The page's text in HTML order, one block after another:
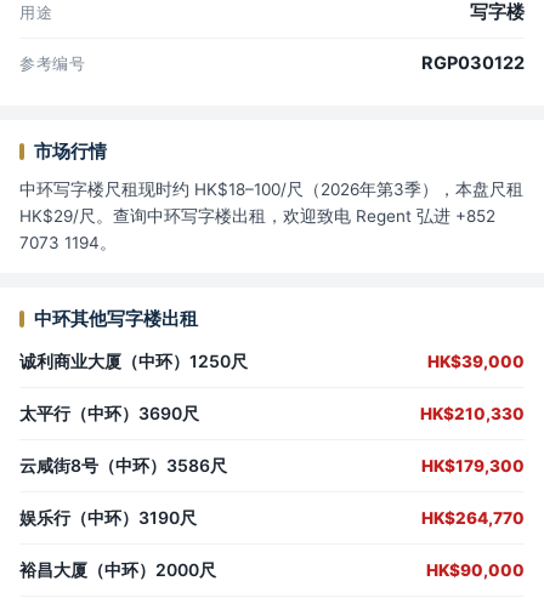
用途 写字楼
参考编号 RGP030122
市场行情
中环写字楼尺租现时约 HK$18–100/尺（2026年第3季），本盘尺租
HK$29/尺。查询中环写字楼出租，欢迎致电 Regent 弘进 +852
7073 1194。
中环其他写字楼出租
诚利商业大厦（中环）1250尺 HK$39,000
太平行（中环）3690尺 HK$210,330
云咸街8号（中环）3586尺 HK$179,300
娱乐行（中环）3190尺 HK$264,770
裕昌大厦（中环）2000尺 HK$90,000